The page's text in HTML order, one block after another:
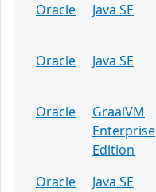
Oracle
Java SE
Oracle
Java SE
Oracle
GraalVM
Enterprise
Edition
Oracle Java SE